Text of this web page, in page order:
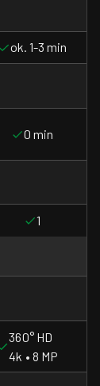
ok. 1-3 min
0 min
1
360° HD
4k • 8 MP